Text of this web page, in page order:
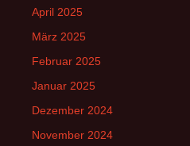
April 2025
März 2025
Februar 2025
Januar 2025
Dezember 2024
November 2024